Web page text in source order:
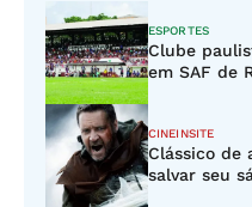
ESPORTES
Clube
em SAF de
CINEINSITE
Clássico de
salvar seu